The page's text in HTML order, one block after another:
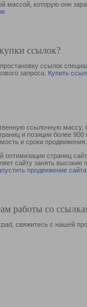
которую они
ссылок?
ссылок
запроса. Купить
ссылочную
и позиции более
и сроки продвижения.
страниц
сайту занять
продвижение сайта
работы со
свяжитесь с нашей